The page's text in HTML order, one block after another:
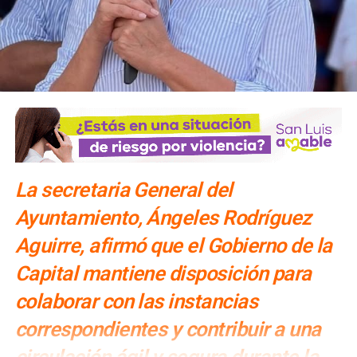
SIGUIENTE
Soledad reafirma apoyo a la diversidad e inclusión
sexual
NO TE PIERDAS
Activan operativo en presa Cañada del Lobo para
La secretaria General del
Ayuntamiento, Ángeles Rodríguez
Aguirre, afirmó que el Gobierno de la
Capital mantiene disposición para
colaborar con las instancias
correspondientes y contribuir a una